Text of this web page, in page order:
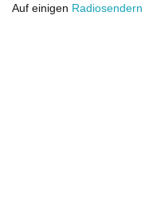
Auf einigen Radiosendern